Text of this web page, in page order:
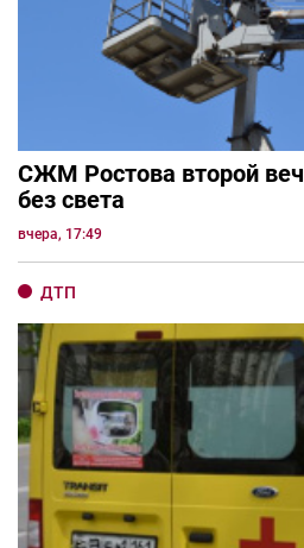
СЖМ Ростова второй
без света
вчера, 17:49
ДТП